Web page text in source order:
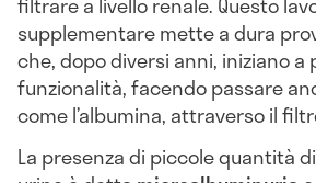
supplementare mette a dura
che, dopo diversi anni, iniziano a
funzionalità, facendo passare
come l’albumina, attraverso il
La presenza di piccole quantità